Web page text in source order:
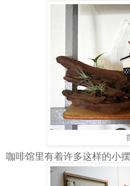
咖啡馆里有着许多这样的小